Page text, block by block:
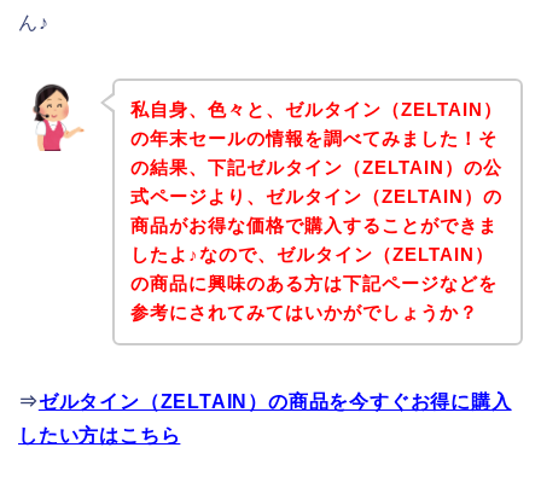
ん♪
私自身、色々と、ゼルタイン（ZELTAIN）
の年末セールの情報を調べてみました！そ
の結果、下記ゼルタイン（ZELTAIN）の公
式ページより、ゼルタイン（ZELTAIN）の
商品がお得な価格で購入することができま
したよ♪なので、ゼルタイン（ZELTAIN）
の商品に興味のある方は下記ページなどを
参考にされてみてはいかがでしょうか？
⇒ゼルタイン（ZELTAIN）の商品を今すぐお得に購入
したい方はこちら